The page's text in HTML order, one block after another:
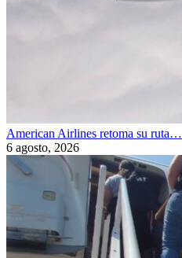
American Airlines retoma su ruta…
6 agosto, 2026